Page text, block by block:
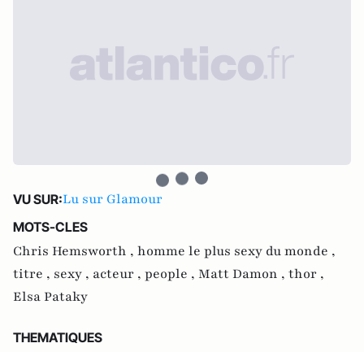
VU SUR:Lu sur Glamour
MOTS-CLES
Chris Hemsworth , homme le plus sexy du monde ,
titre , sexy , acteur , people , Matt Damon , thor ,
Elsa Pataky
THEMATIQUES